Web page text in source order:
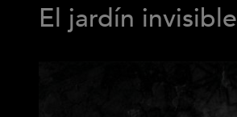
El jardín invisible